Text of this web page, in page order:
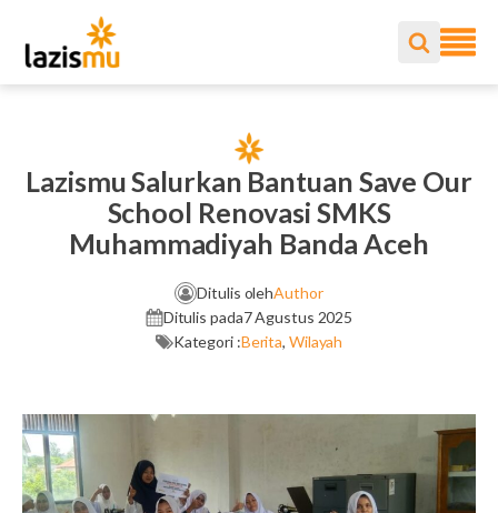
Lazismu Salurkan Bantuan Save Our
School Renovasi SMKS
Muhammadiyah Banda Aceh
Ditulis olehAuthor
Ditulis pada7 Agustus 2025
Kategori :Berita, Wilayah